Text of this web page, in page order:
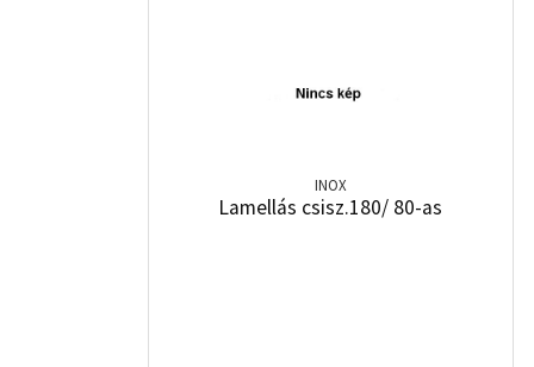
INOX
Lamellás csisz.180/ 80-as